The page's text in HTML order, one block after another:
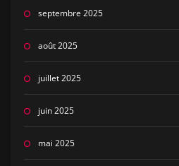
septembre 2025
août 2025
juillet 2025
juin 2025
mai 2025